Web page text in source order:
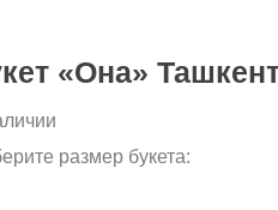
«Она»
размер букета: